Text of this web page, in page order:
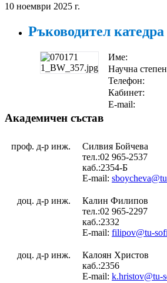
10 ноември 2025 г.
Ръководител катедра
Име:
Научна
Телефон:
Кабинет:
E-mail:
Академичен състав
проф. д-р инж.
Силвия Бойчева
тел.:02 965-2537
каб.:2354-Б
E-mail:
доц. д-р инж.
Калин Филипов
тел.:02 965-2297
каб.:2332
E-mail: filipov@tu-
доц. д-р инж.
Калоян Христов
каб.:2356
E-mail: k.hristov@tu-